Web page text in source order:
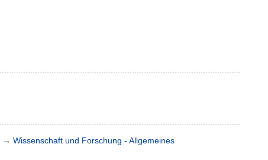
→ Wissenschaft und Forschung - Allgemeines